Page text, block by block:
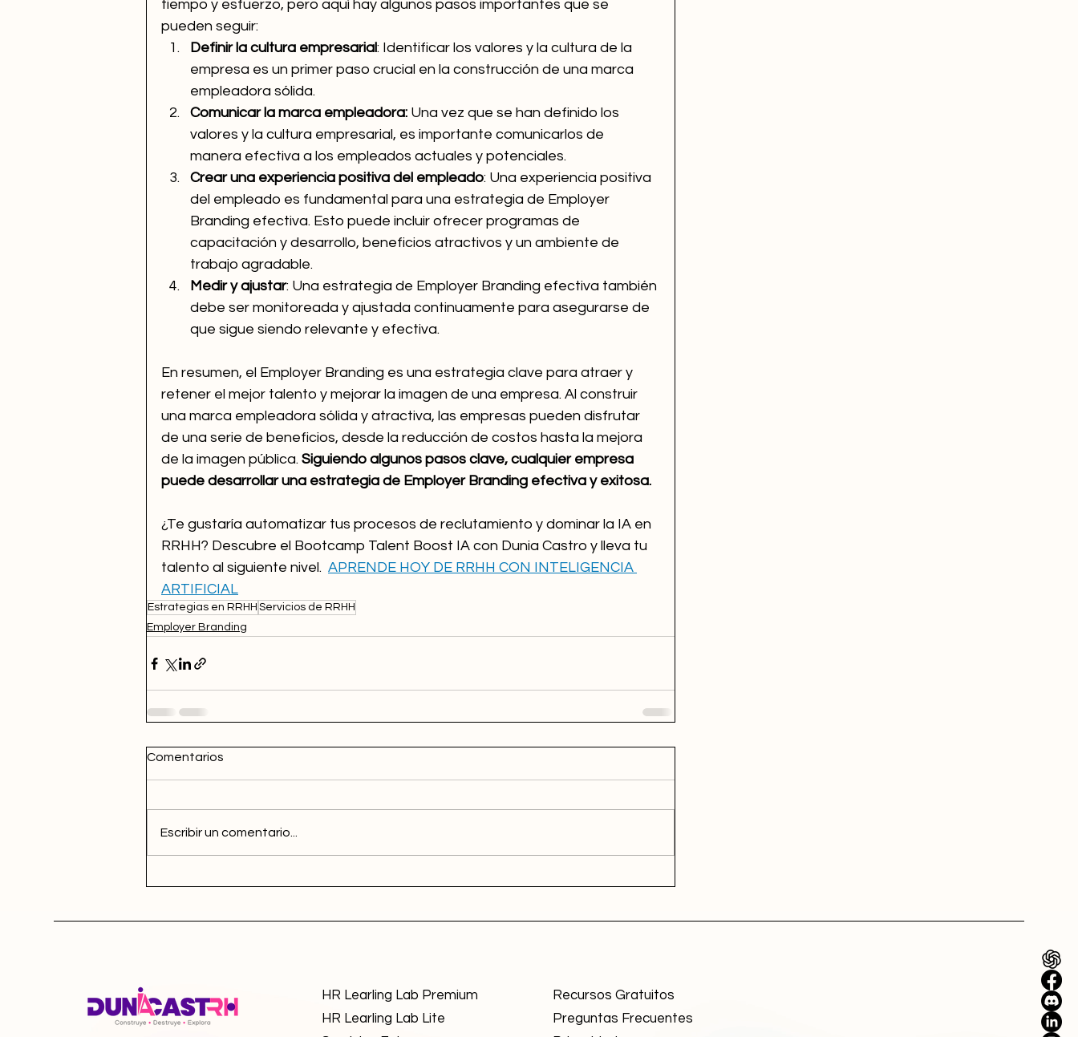
tiempo y esfuerzo, pero aquí hay algunos pasos importantes que se
pueden seguir:
Definir la cultura empresarial: Identificar los valores y la cultura de la
empresa es un primer paso crucial en la construcción de una marca
empleadora sólida.
Comunicar la marca empleadora: Una vez que se han definido los
valores y la cultura empresarial, es importante comunicarlos de
manera efectiva a los empleados actuales y potenciales.
Crear una experiencia positiva del empleado: Una experiencia positiva
del empleado es fundamental para una estrategia de Employer
Branding efectiva. Esto puede incluir ofrecer programas de
capacitación y desarrollo, beneficios atractivos y un ambiente de
trabajo agradable.
Medir y ajustar: Una estrategia de Employer Branding efectiva también
debe ser monitoreada y ajustada continuamente para asegurarse de
que sigue siendo relevante y efectiva.
En resumen, el Employer Branding es una estrategia clave para atraer y
retener el mejor talento y mejorar la imagen de una empresa. Al construir
una marca empleadora sólida y atractiva, las empresas pueden disfrutar
de una serie de beneficios, desde la reducción de costos hasta la mejora
de la imagen pública. Siguiendo algunos pasos clave, cualquier empresa
puede desarrollar una estrategia de Employer Branding efectiva y exitosa.
¿Te gustaría automatizar tus procesos de reclutamiento y dominar la IA en
RRHH? Descubre el Bootcamp Talent Boost IA con Dunia Castro y lleva tu
talento al siguiente nivel. APRENDE HOY DE RRHH CON INTELIGENCIA
ARTIFICIAL
Estrategias en RRHH Servicios de RRHH
Employer Branding
Comentarios
Escribir un comentario...
HR Learling Lab Premium
HR Learling Lab Lite
Recursos Gratuitos
Preguntas Frecuentes